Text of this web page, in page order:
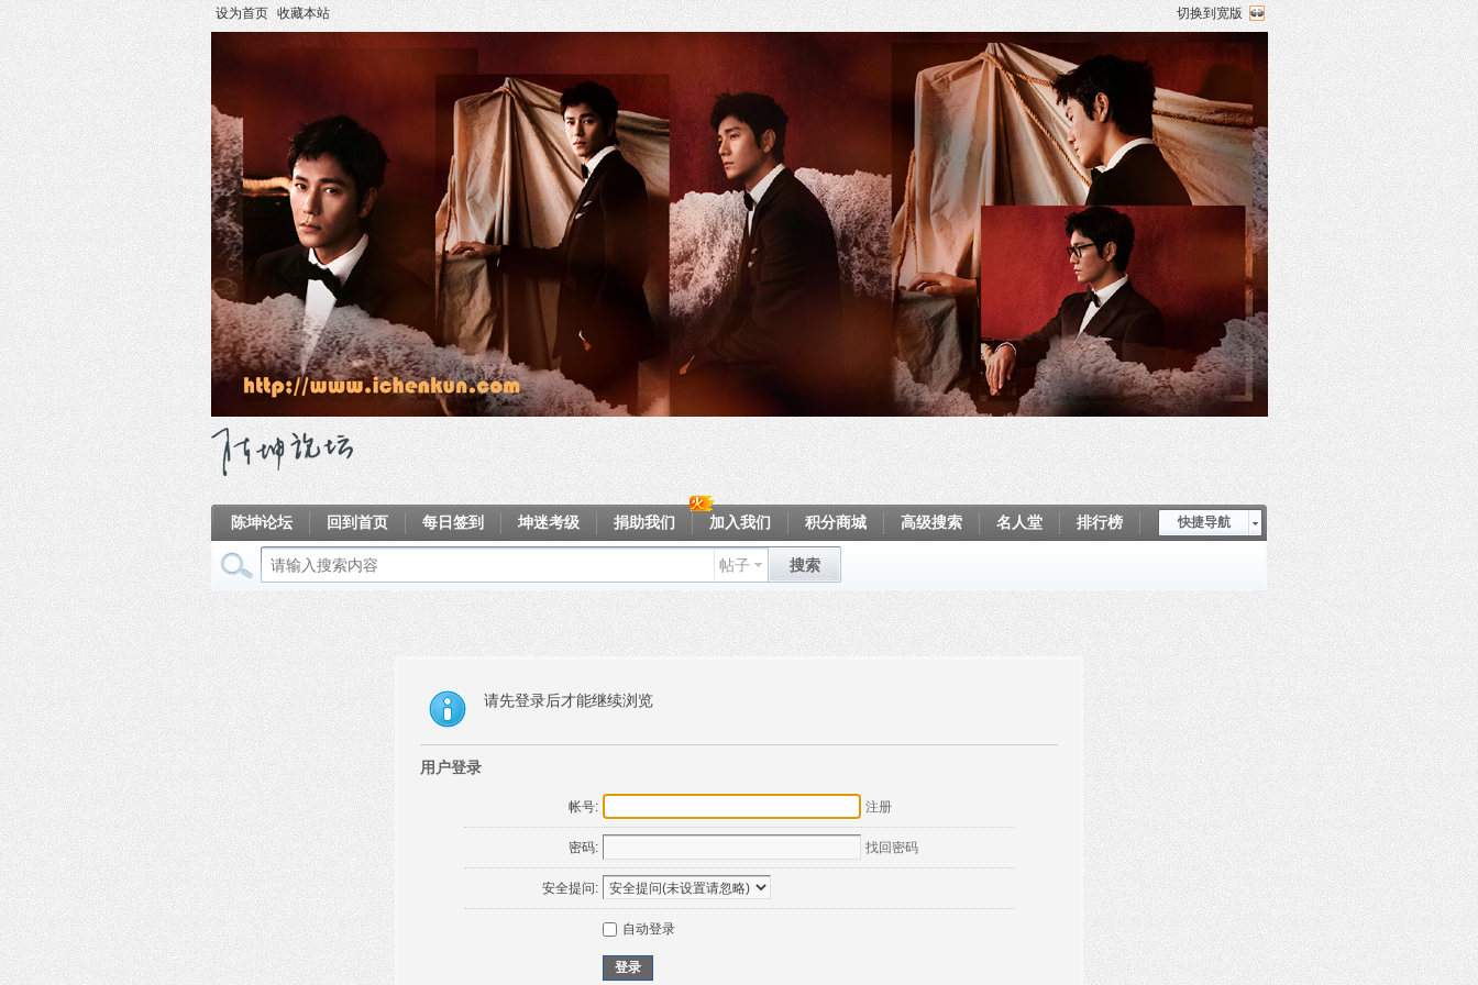
设为首页 收藏本站 切换到宽版
快捷导航
陈坤论坛 回到首页 每日签到 坤迷考级 捐助我们 加入我们 积分商城 高级搜索 名人堂
排行榜
帖子 搜索
请先登录后才能继续浏览
用户登录
帐号: 注册
密码: 找回密码
安全提问:
自动登录
登录